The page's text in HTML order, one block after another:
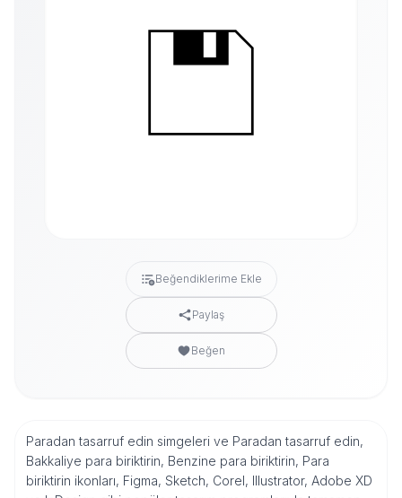
Beğendiklerime Ekle
Paylaş
Beğen
Paradan tasarruf edin simgeleri ve Paradan tasarruf edin,
Bakkaliye para biriktirin, Benzine para biriktirin, Para
biriktirin ikonları, Figma, Sketch, Corel, Illustrator, Adobe XD